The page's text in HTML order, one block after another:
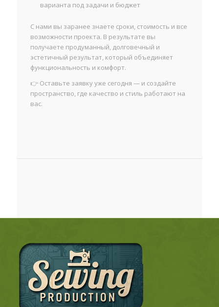
варианта под задачи и бюджет
С нами вы заранее знаете сроки, стоимость и все
возможности проекта. В результате вы
получаете продуманный, долговечный и
эстетичный результат, который объединяет
функциональность и комфорт.
👉 Оставьте заявку уже сегодня — и создайте
пространство, где качество и стиль работают на
вас.